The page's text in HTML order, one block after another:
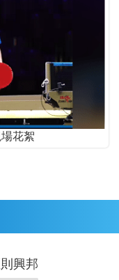
花絮
興邦